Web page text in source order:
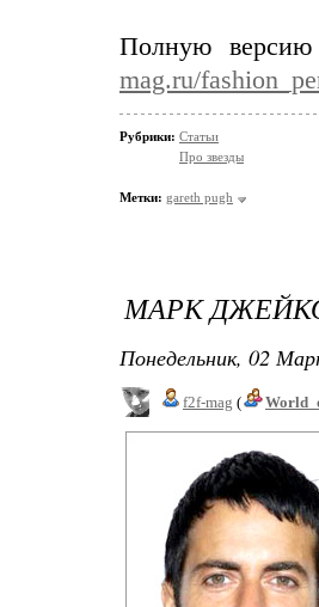
Полную
mag.ru/
Рубрики: Статьи
Про звезды
Метки: gareth pugh
МАРК
Понедельник, 02
f2f-mag (